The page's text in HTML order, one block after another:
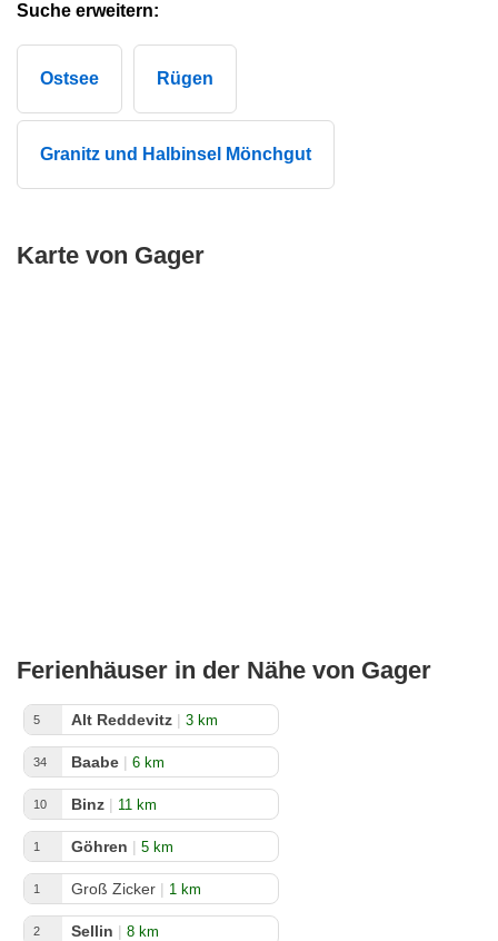
Suche erweitern:
Ostsee Rügen
Granitz und Halbinsel Mönchgut
Karte von Gager
Ferienhäuser in der Nähe von Gager
5 Alt Reddevitz | 3 km
34 Baabe | 6 km
10 Binz | 11 km
1 Göhren | 5 km
1 Groß Zicker | 1 km
2 Sellin | 8 km